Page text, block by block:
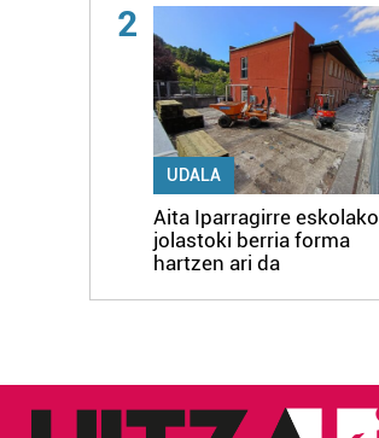
2
UDALA
Aita Iparragirre eskolako
jolastoki berria forma
hartzen ari da